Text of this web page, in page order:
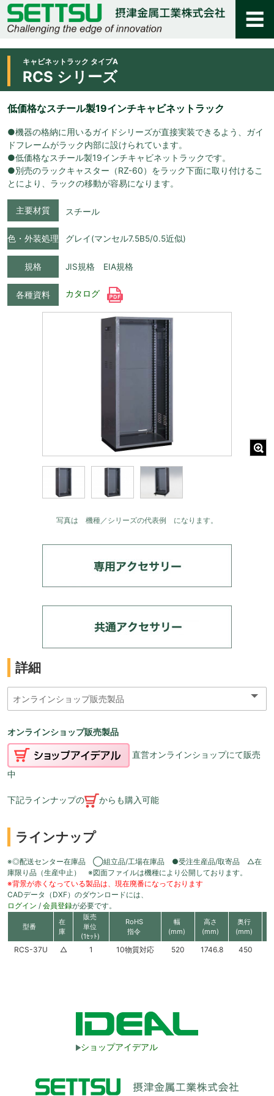
キャビネットラック タイプA
RCS シリーズ
低価格なスチール製19インチキャビネットラック
●機器の格納に用いるガイドシリーズが直接実装できるよう、ガイ
ドフレームがラック内部に設けられています。
●低価格なスチール製19インチキャビネットラックです。
●別売のラックキャスター（RZ-60）をラック下面に取り付けるこ
とにより、ラックの移動が容易になります。
主要材質 スチール
色・外装処理 グレイ(マンセル7.5B5/0.5近似)
規格 JIS規格 EIA規格
各種資料 カタログ
写真は 機種／シリーズの代表例 になります。
詳細
オンラインショップ販売製品
直営オンラインショップにて販売
中
下記ラインナップの からも購入可能
ラインナップ
※◎配送センター在庫品 ◯組立品/工場在庫品 ●受注生産品/取寄品 △在
庫限り品（生産中止） ※図面ファイルは機種により公開しております。
※背景が赤くなっている製品は、現在廃番になっております
CADデータ（DXF）のダウンロードには、
ログイン / 会員登録が必要です。
型番
在
庫
販売
単位
(1ｾｯﾄ)
RoHS
指令
幅
(mm)
高さ
(mm)
奥行
(mm)
RCS-37U △ 1 10物質対応 520 1746.8 450
ショップアイデアル